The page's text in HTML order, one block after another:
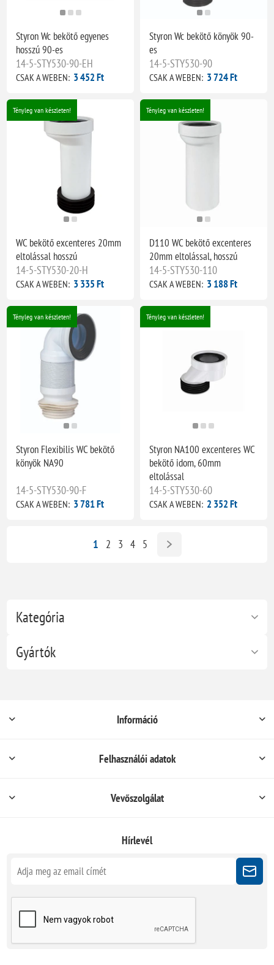
Kategória
Gyártók
Styron Wc bekötő egyenes
hosszú 90-es
14-5-STY530-90-EH
CSAK A WEBEN: 3 452 Ft
Styron Wc bekötő könyök 90-
es
14-5-STY530-90
CSAK A WEBEN: 3 724 Ft
Tényleg van készleten!
WC bekötő excenteres 20mm
eltolással hosszú
14-5-STY530-20-H
CSAK A WEBEN: 3 335 Ft
Tényleg van készleten!
D110 WC bekötő excenteres
20mm eltolással, hosszú
14-5-STY530-110
CSAK A WEBEN: 3 188 Ft
Tényleg van készleten!
Styron Flexibilis WC bekötő
könyök NA90
14-5-STY530-90-F
CSAK A WEBEN: 3 781 Ft
Tényleg van készleten!
Styron NA100 excenteres WC
bekötő idom, 60mm
eltolással
14-5-STY530-60
CSAK A WEBEN: 2 352 Ft
1 2 3 4 5
Információ
Felhasználói adatok
Vevőszolgálat
Hírlevél